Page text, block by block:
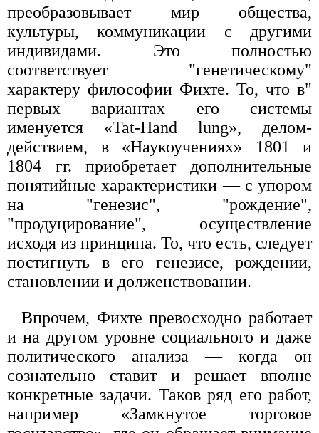
преобразовывает мир общества,
культуры, коммуникации с другими
индивидами. Это полностью
соответствует "генетическому"
характеру философии Фихте. То, что в"
первых вариантах его системы
именуется «Tat-Hand lung», делом-
действием, в «Наукоучениях» 1801 и
1804 гг. приобретает дополнительные
понятийные характеристики — с упором
на "генезис", "рождение",
"продуцирование", осуществление
исходя из принципа. То, что есть, следует
постигнуть в его генезисе, рождении,
становлении и долженствовании.
Впрочем, Фихте превосходно работает
и на другом уровне социального и даже
политического анализа — когда он
сознательно ставит и решает вполне
конкретные задачи. Таков ряд его работ,
например «Замкнутое торговое